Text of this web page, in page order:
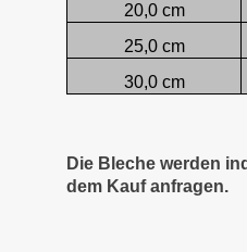
20,0 cm
25,0 cm
30,0 cm
Die Bleche werden
dem Kauf anfragen.